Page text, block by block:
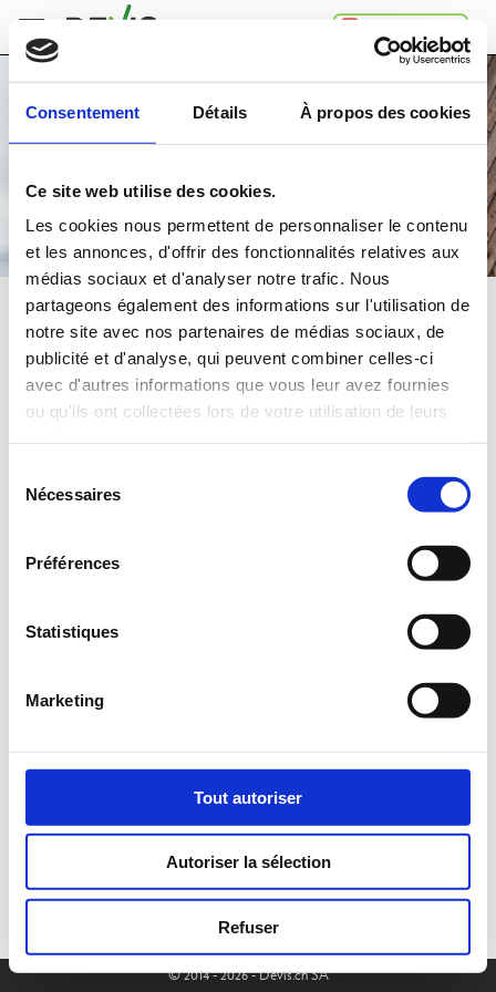
Consentement Détails À propos des cookies
Ce site web utilise des cookies.
Les cookies nous permettent de personnaliser le contenu
et les annonces, d'offrir des fonctionnalités relatives aux
médias sociaux et d'analyser notre trafic. Nous
partageons également des informations sur l'utilisation de
notre site avec nos partenaires de médias sociaux, de
publicité et d'analyse, qui peuvent combiner celles-ci
avec d'autres informations que vous leur avez fournies
ou qu'ils ont collectées lors de votre utilisation de leurs
Nécessaires
Préférences
Statistiques
Marketing
Tout autoriser
Autoriser la sélection
Refuser
Accueil
ça
A
propos
Devis.ch
SA
Contact
Espace
entreprises
Mentions
légales
ARCHITECTE
Comparezgratuitement
jusqu'à 4 devis
et choisissez lameilleure offre
Dans quelle région souhaitez-vous faire vos travaux?
© 2014 - 2026 - Devis.ch SA